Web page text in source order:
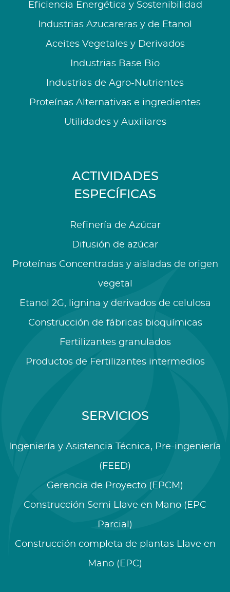
Eficiencia Energética y Sostenibilidad
Industrias Azucareras y de Etanol
Aceites Vegetales y Derivados
Industrias Base Bio
Industrias de Agro-Nutrientes
Proteínas Alternativas e ingredientes
Utilidades y Auxiliares
ACTIVIDADES
ESPECÍFICAS
Refinería de Azúcar
Difusión de azúcar
Proteínas Concentradas y aisladas de origen
vegetal
Etanol 2G, lignina y derivados de celulosa
Construcción de fábricas bioquímicas
Fertilizantes granulados
Productos de Fertilizantes intermedios
SERVICIOS
Ingeniería y Asistencia Técnica, Pre-ingeniería
(FEED)
Gerencia de Proyecto (EPCM)
Construcción Semi Llave en Mano (EPC
Parcial)
Construcción completa de plantas Llave en
Mano (EPC)